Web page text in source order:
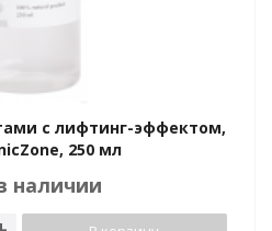
с лифтинг-эффектом,
250 мл
наличии